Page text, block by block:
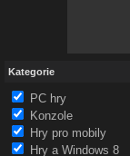
Kategorie
PC hry
Konzole
Hry pro mobily
Hry a Windows 8